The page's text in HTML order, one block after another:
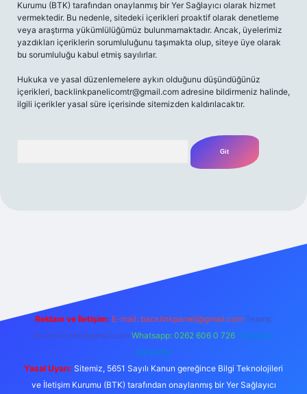
Kurumu (BTK) tarafından onaylanmış bir Yer Sağlayıcı olarak hizmet
vermektedir. Bu nedenle, sitedeki içerikleri proaktif olarak denetleme
veya araştırma yükümlülüğümüz bulunmamaktadır. Ancak, üyelerimiz
yazdıkları içeriklerin sorumluluğunu taşımakta olup, siteye üye olarak
bu sorumluluğu kabul etmiş sayılırlar.
Hukuka ve yasal düzenlemelere aykırı olduğunu düşündüğünüz
içerikleri, backlinkpanelicomtr@gmail.com adresine bildirmeniz halinde,
ilgili içerikler yasal süre içerisinde sitemizden kaldırılacaktır.
Reklam ve İletişim: E-mail: backlinkpaneli@gmail.com Teams:
forumhizmeti@gmail.com Whatsapp: 0262 606 0 726 Telegram:
@karabul
Yasal Uyarı: Sitemiz, 5651 Sayılı Kanun gereğince Bilgi Teknolojileri
ve İletişim Kurumu (BTK) tarafından onaylanmış bir Yer Sağlayıcı